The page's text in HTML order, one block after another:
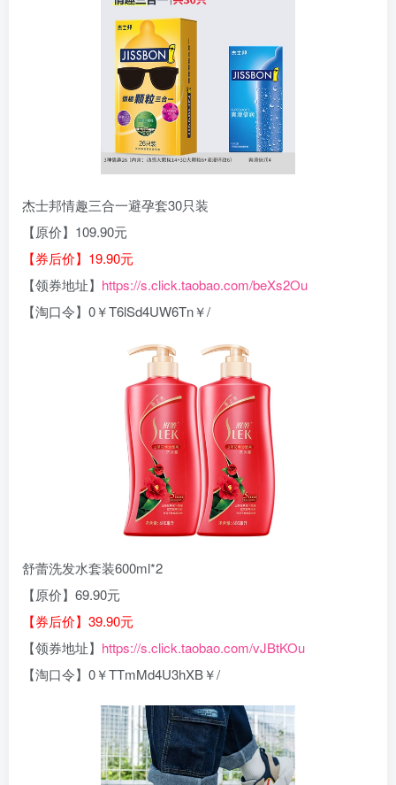
杰士邦情趣三合一避孕套30只装
【原价】109.90元
【券后价】19.90元
【领券地址】 https://s.click.taobao.com/beXs2Ou
【淘口令】0￥T6lSd4UW6Tn￥/
舒蕾洗发水套装600ml*2
【原价】69.90元
【券后价】39.90元
【领券地址】 https://s.click.taobao.com/vJBtKOu
【淘口令】0￥TTmMd4U3hXB￥/